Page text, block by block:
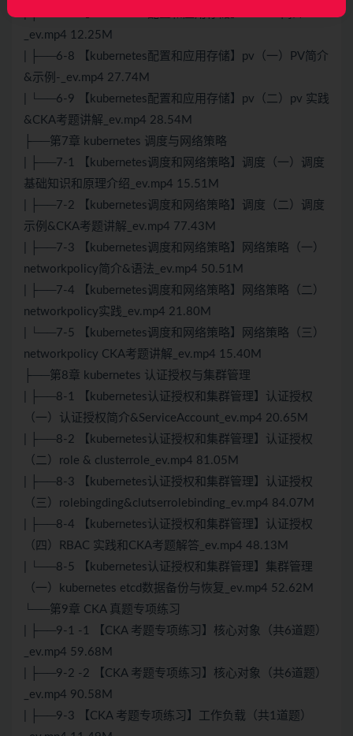
_ev.mp4 12.25M
| ├──6-8 【kubernetes配置和应用存储】pv（一）PV简介
&示例-_ev.mp4 27.74M
| └──6-9 【kubernetes配置和应用存储】pv（二）pv 实践
&CKA考题讲解_ev.mp4 28.54M
├──第7章 kubernetes 调度与网络策略
| ├──7-1 【kubernetes调度和网络策略】调度（一）调度
基础知识和原理介绍_ev.mp4 15.51M
| ├──7-2 【kubernetes调度和网络策略】调度（二）调度
示例&CKA考题讲解_ev.mp4 77.43M
| ├──7-3 【kubernetes调度和网络策略】网络策略（一）
networkpolicy简介&语法_ev.mp4 50.51M
| ├──7-4 【kubernetes调度和网络策略】网络策略（二）
networkpolicy实践_ev.mp4 21.80M
| └──7-5 【kubernetes调度和网络策略】网络策略（三）
networkpolicy CKA考题讲解_ev.mp4 15.40M
├──第8章 kubernetes 认证授权与集群管理
| ├──8-1 【kubernetes认证授权和集群管理】认证授权
（一）认证授权简介&ServiceAccount_ev.mp4 20.65M
| ├──8-2 【kubernetes认证授权和集群管理】认证授权
（二）role & clusterrole_ev.mp4 81.05M
| ├──8-3 【kubernetes认证授权和集群管理】认证授权
（三）rolebingding&clutserrolebinding_ev.mp4 84.07M
| ├──8-4 【kubernetes认证授权和集群管理】认证授权
（四）RBAC 实践和CKA考题解答_ev.mp4 48.13M
| └──8-5 【kubernetes认证授权和集群管理】集群管理
（一）kubernetes etcd数据备份与恢复_ev.mp4 52.62M
└──第9章 CKA 真题专项练习
| ├──9-1 -1 【CKA 考题专项练习】核心对象（共6道题）
_ev.mp4 59.68M
| ├──9-2 -2 【CKA 考题专项练习】核心对象（共6道题）
_ev.mp4 90.58M
| ├──9-3 【CKA 考题专项练习】工作负载（共1道题）